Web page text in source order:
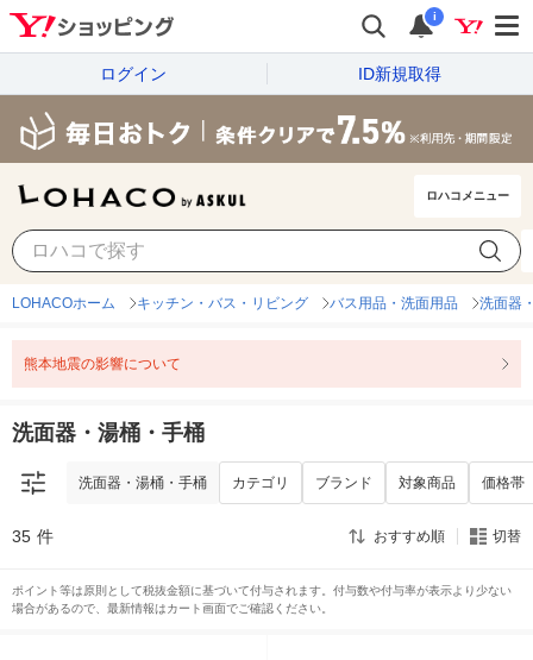
i
ログイン ID新規取得
ロハコメニュー
洗面器・湯桶・手桶 価格帯
LOHACOホーム キッチン・バス・リビング バス用品・洗面用品 洗面器
熊本地震の影響について
洗面器・湯桶・手桶
洗面器・湯桶・手桶 カテゴリ ブランド 対象商品 価格帯
35 件 おすすめ順 切替
ポイント等は原則として税抜金額に基づいて付与されます。付与数や付与率が表示より少ない
場合があるので、最新情報はカート画面でご確認ください。